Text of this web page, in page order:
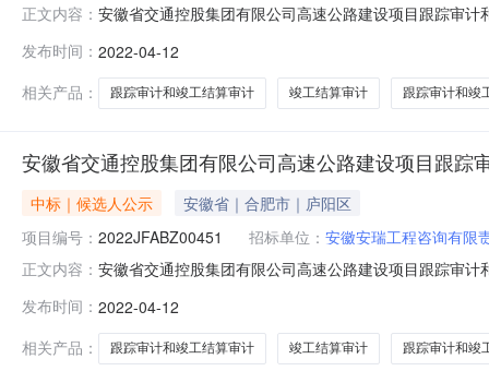
正文内容： 安徽省交通控股集团有限公司高速公路建设项目跟踪审
跟踪审计和竣工结算审计（2022年度第一批）招标（招
01标
发布时间： 2022-04-12
相关产品：
跟踪审计和竣工结算审计 竣工结算审计 跟踪审计和竣
安徽省交通控股集团有限公司高速公路建设项目跟
中标｜候选人公示
安徽省｜合肥市｜庐阳区
项目编号： 2022JFABZ00451 招标单位： 安徽安瑞工程咨询有限
正文内容： 安徽省交通控股集团有限公司高速公路建设项目跟踪审
跟踪审计和竣工结算审计（2022年度第一批）招标（招
01标
发布时间： 2022-04-12
相关产品：
跟踪审计和竣工结算审计 竣工结算审计 跟踪审计和竣